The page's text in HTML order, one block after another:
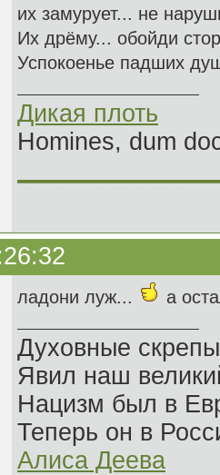
их замурует... не
Их дрёму... обойди
Успокоенье падших
Дикая плоть
Homines, dum
ладони луж... а
Духовные
Явил наш
Нацизм был в
Теперь он в
Алиса Деева